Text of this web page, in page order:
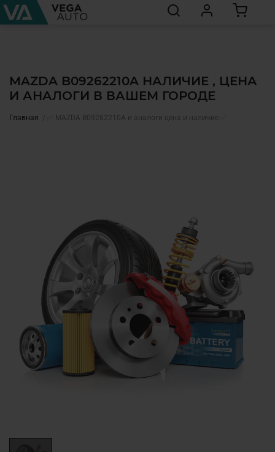
MAZDA B09262210A НАЛИЧИЕ , ЦЕНА
И АНАЛОГИ В ВАШЕМ ГОРОДЕ
Главная ✅ MAZDA B09262210A и аналоги цена и наличие ✅